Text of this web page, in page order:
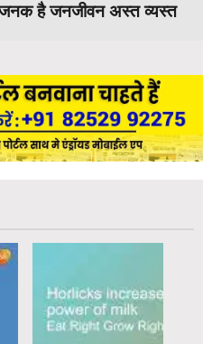
है जनजीवन अस्त व्यस्त